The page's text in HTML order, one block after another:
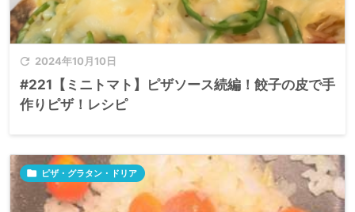
 2024年10月10日
#221【ミニトマト】ピザソース続編！餃子の皮で手
作りピザ！レシピ
 ピザ・グラタン・ドリア